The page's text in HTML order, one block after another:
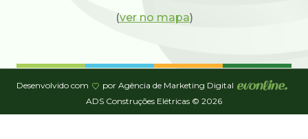
(ver no mapa)
Desenvolvido com
por Agência de Marketing Digital
ADS Construções Elétricas © 2026